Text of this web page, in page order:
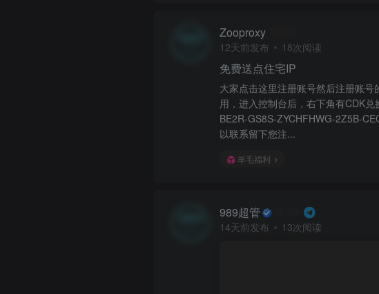
Zooproxy
12天前发布 18次阅读
免费送点住宅IP
大家点击这里注册账号然后注册账
用，进入控制台后，右下角有CDK
BE2R-GS8S-ZYCHFHWG-2Z5B-
以联系留下您注...
羊毛福利
989超管
14天前发布 13次阅读